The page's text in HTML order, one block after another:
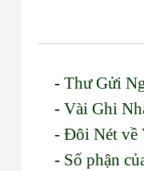
-Thư Gửi
-Vài Ghi
-Đôi Nét về
- Số phận